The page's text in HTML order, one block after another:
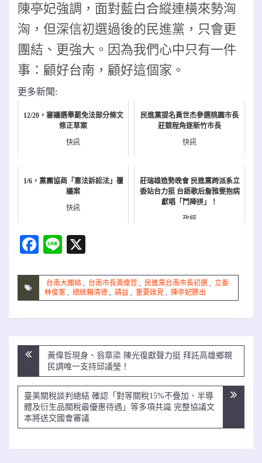
陳亭妃強調，面對藍白合縱連橫來勢洶
洶，但深信初選過後的民進黨，只會更
團結、更強大。因為我們心中只有一件
事：顧好台南，顧好這個家。
更多新聞:
12/20，審議選舉罷免法部分條文
修正草案
快訊
民進黨提名黃世杰參選桃園市長
莊競程角逐新竹市長
快訊
1/6，黨團協商「憲法訴訟法」覆
議案
快訊
莊瑞雄造勢晚會 民進黨跨派系立
委站台力挺 台語歌后詹雅雯抱病
獻唱「鬥陣拼」！
政經
Facebook
Line
台南大團結 台南市長黃偉哲 民進黨台南市長初選
立委
林俊憲
總統賴清德 請益 重要政見 陳亭妃勝出
文
導
覽
黃偉哲現身、翁章梁 陳光復獻聲力挺 拜託高雄鄉親
民調唯一支持邱議瑩！
臺美關稅談判總結 確認「對等關稅15%不疊加、半導
體及衍生品關稅最優惠待遇」等多項共識 完整協議文
本將送交國會審議